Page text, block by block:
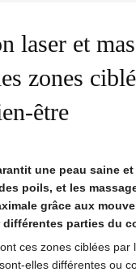
laser et
zones
être
une peau saine
poils, et les
grâce aux
parties du
ces zones ciblées par
elles différentes ou